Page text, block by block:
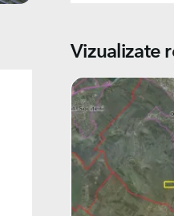
Vizualizate